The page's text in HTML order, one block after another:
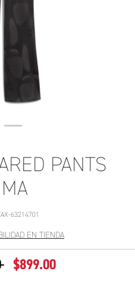
PANTS
63214701
EN TIENDA
DE
A $899.00